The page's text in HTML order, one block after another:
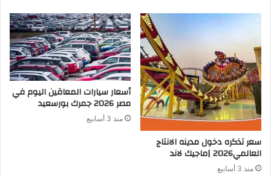
سعر تذكره دخول مدينه الانتاج
العالمي2026 |ماجيك لاند
منذ 3 أسابيع
أسعار سيارات المعاقين اليوم في
مصر 2026 جمرك بورسعيد
منذ 3 أسابيع